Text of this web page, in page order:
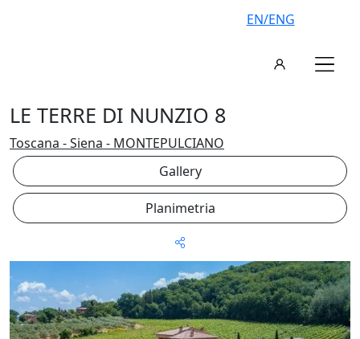
EN/ENG
LE TERRE DI NUNZIO 8
Toscana - Siena - MONTEPULCIANO
Gallery
Planimetria